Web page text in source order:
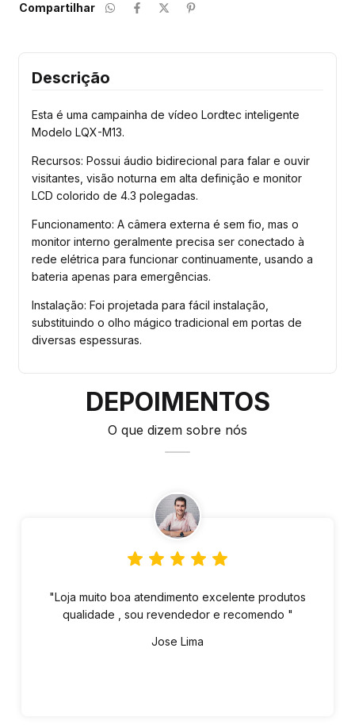
Compartilhar
Descrição
Esta é uma campainha de vídeo Lordtec inteligente
Modelo LQX-M13.
Recursos: Possui áudio bidirecional para falar e ouvir
visitantes, visão noturna em alta definição e monitor
LCD colorido de 4.3 polegadas.
Funcionamento: A câmera externa é sem fio, mas o
monitor interno geralmente precisa ser conectado à
rede elétrica para funcionar continuamente, usando a
bateria apenas para emergências.
Instalação: Foi projetada para fácil instalação,
substituindo o olho mágico tradicional em portas de
diversas espessuras.
DEPOIMENTOS
O que dizem sobre nós
"Loja muito boa atendimento excelente produtos
qualidade , sou revendedor e recomendo "
Jose Lima